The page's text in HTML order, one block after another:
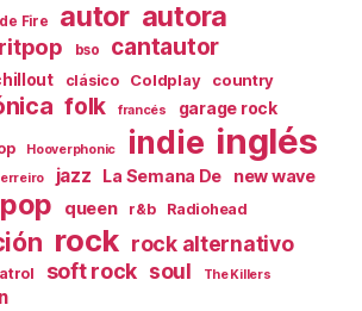
Fire autor autora
bso cantautor
clásico Coldplay country
folk francés garage rock
Hooverphonic indie inglés
jazz La Semana De new wave
pop queen r&b Radiohead
rock rock alternativo
soft rock soul The Killers